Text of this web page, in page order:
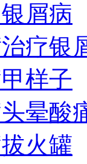
屑病
疗银
样子
晕酸
火罐